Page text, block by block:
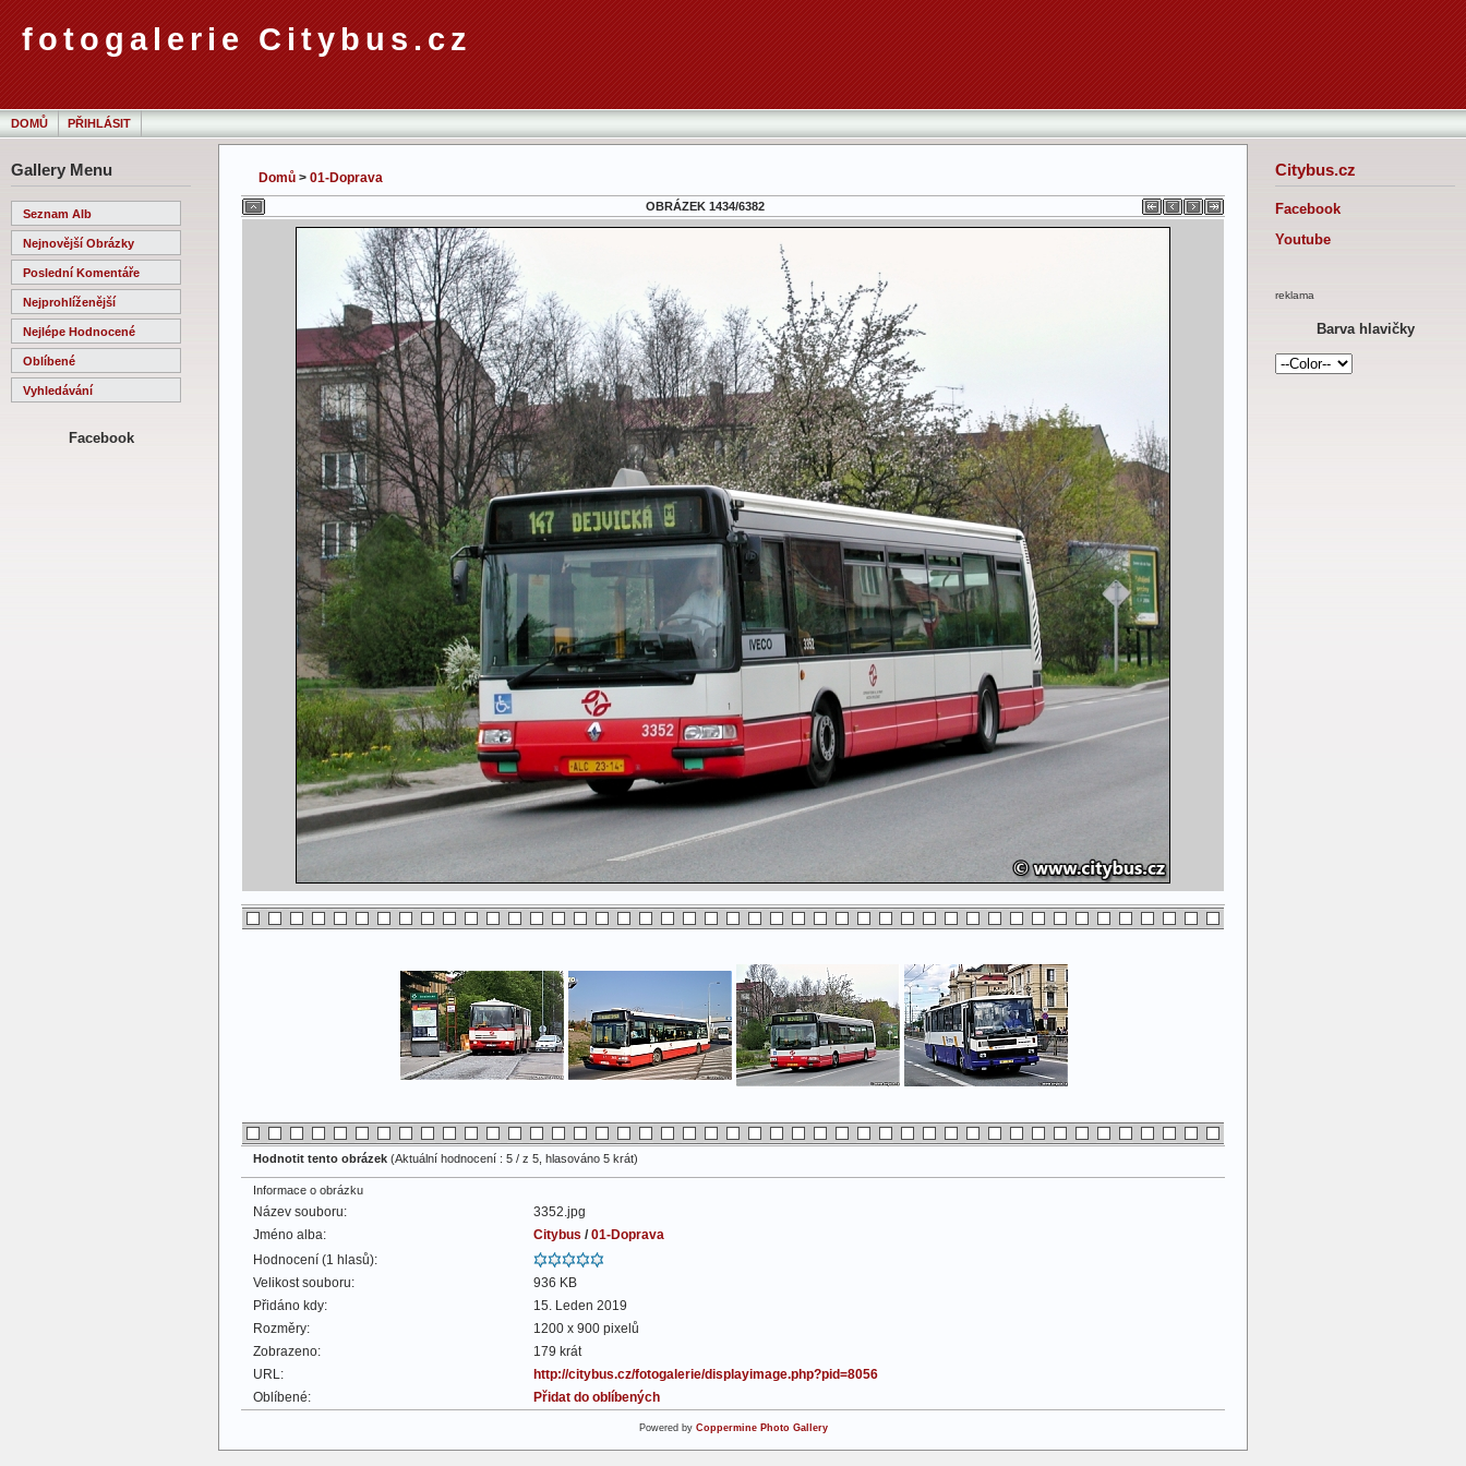
fotogalerie Citybus.cz
DOMŮ PŘIHLÁSIT
Gallery Menu
Seznam Alb
Nejnovější Obrázky
Poslední Komentáře
Nejprohlíženější
Nejlépe Hodnocené
Oblíbené
Vyhledávání
Facebook
Citybus.cz
Facebook
Youtube
reklama
Barva hlavičky
Domů > 01-Doprava
OBRÁZEK 1434/6382
Hodnotit tento obrázek (Aktuální hodnocení : 5 / z 5, hlasováno 5 krát)
Informace o obrázku
Název souboru:
3352.jpg
Jméno alba:
Citybus /01-Doprava
Hodnocení (1 hlasů):
Velikost souboru:
936 KB
Přidáno kdy:
15. Leden 2019
Rozměry:
1200 x 900 pixelů
Zobrazeno:
179 krát
URL:
http://citybus.cz/fotogalerie/displayimage.php?pid=8056
Oblíbené:
Přidat do oblíbených
Powered by Coppermine Photo Gallery